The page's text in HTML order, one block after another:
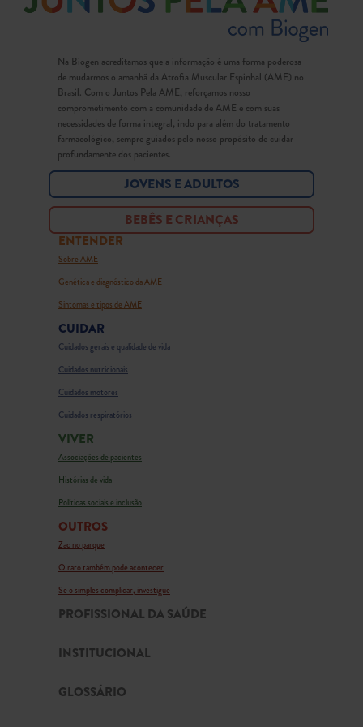
Na Biogen acreditamos que a informação é uma forma poderosa
de mudarmos o amanhã da Atrofia Muscular Espinhal (AME) no
Brasil. Com o Juntos Pela AME, reforçamos nosso
comprometimento com a comunidade de AME e com suas
necessidades de forma integral, indo para além do tratamento
farmacológico, sempre guiados pelo nosso propósito de cuidar
profundamente dos pacientes.
JOVENS E ADULTOS
BEBÊS E CRIANÇAS
ENTENDER
Sobre AME
Genética e diagnóstico da AME
Sintomas e tipos de AME
CUIDAR
Cuidados gerais e qualidade de vida
Cuidados nutricionais
Cuidados motores
Cuidados respiratórios
VIVER
Associações de pacientes
Histórias de vida
Políticas sociais e inclusão
OUTROS
Zac no parque
O raro também pode acontecer
Se o simples complicar, investigue
PROFISSIONAL DA SAÚDE
INSTITUCIONAL
GLOSSÁRIO